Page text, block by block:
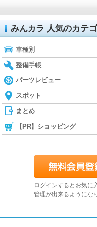
みんカラ 人気のカテ
車種別
整備手帳
パーツレビュー
スポット
まとめ
【PR】ショッピング
ログインするとお気に
管理が出来るようにな